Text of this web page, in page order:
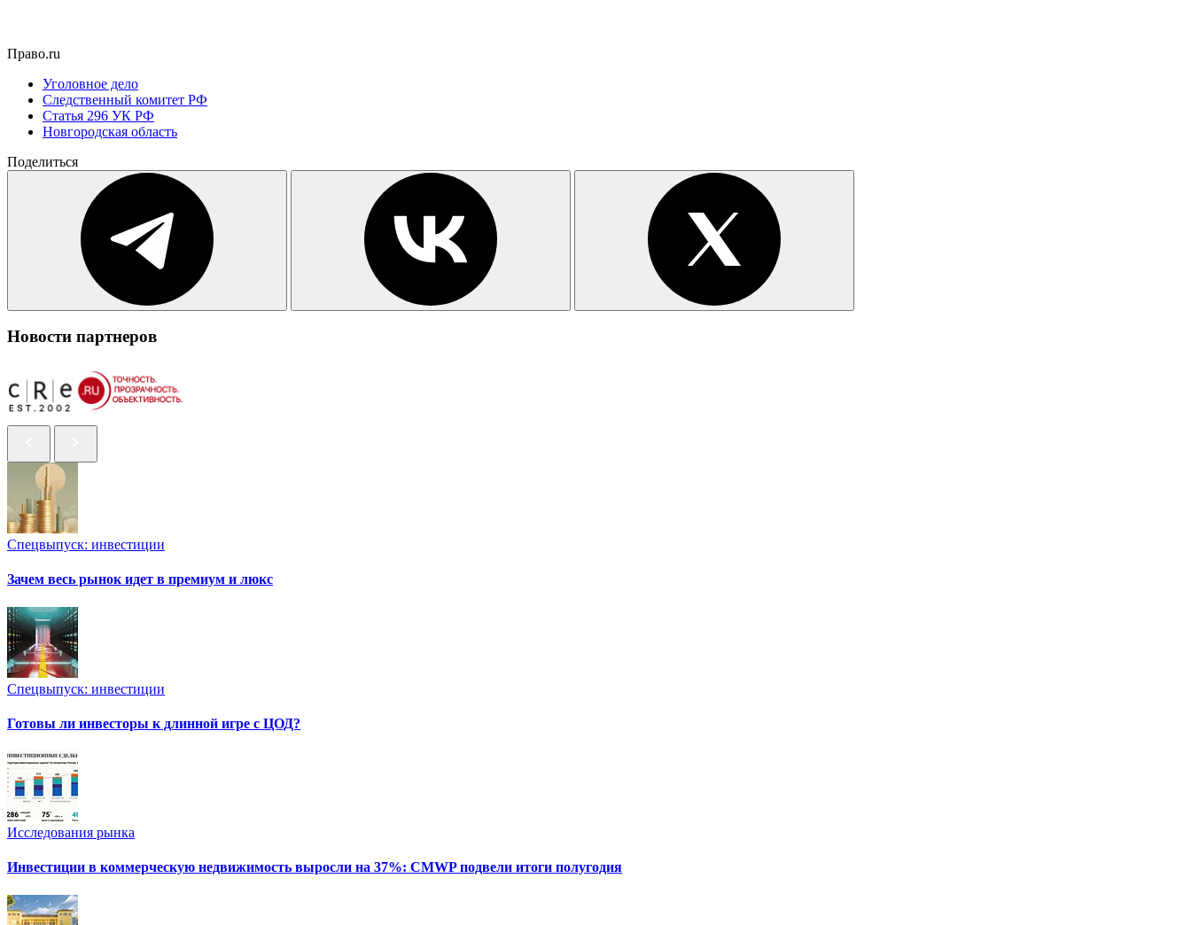
Право.ru
Уголовное дело
Следственный комитет РФ
Статья 296 УК РФ
Новгородская область
Поделиться
Новости партнеров
Спецвыпуск: инвестиции
Зачем весь рынок идет в премиум и люкс
Спецвыпуск: инвестиции
Готовы ли инвесторы к длинной игре с ЦОД?
Исследования рынка
Инвестиции в коммерческую недвижимость выросли на 37%: CMWP подвели итоги полугодия